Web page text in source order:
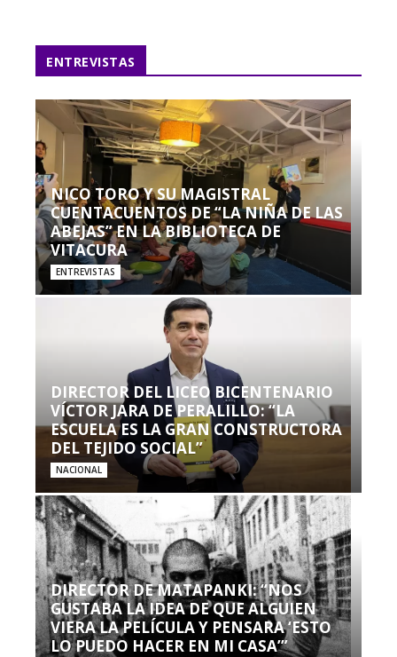
ENTREVISTAS
NICO TORO Y SU MAGISTRAL
CUENTACUENTOS DE “LA NIÑA DE LAS
ABEJAS” EN LA BIBLIOTECA DE
VITACURA
ENTREVISTAS
DIRECTOR DEL LICEO BICENTENARIO
VÍCTOR JARA DE PERALILLO: “LA
ESCUELA ES LA GRAN CONSTRUCTORA
DEL TEJIDO SOCIAL”
NACIONAL
DIRECTOR DE MATAPANKI: “NOS
GUSTABA LA IDEA DE QUE ALGUIEN
VIERA LA PELÍCULA Y PENSARA ‘ESTO
LO PUEDO HACER EN MI CASA’”